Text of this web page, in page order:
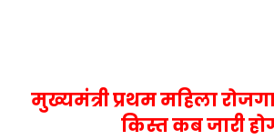
मुख्यमंत्री प्रथम महिला
किस्त कब जारी